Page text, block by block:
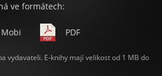
ve formátech:
Mobi PDF
vydavateli. E-knihy mají velikost od 1 MB do